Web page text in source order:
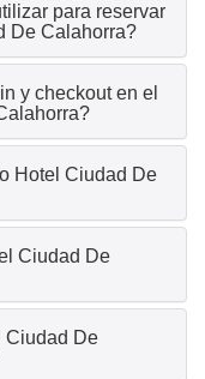
para reservar
De Calahorra?
y checkout en el
Hotel Ciudad De
Ciudad De
Ciudad De